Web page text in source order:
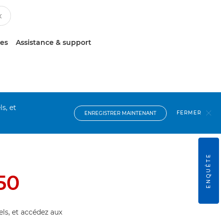
Assistance & support
et
ENREGISTRER MAINTENANT FERMER
et accédez aux
ENQUÊTE